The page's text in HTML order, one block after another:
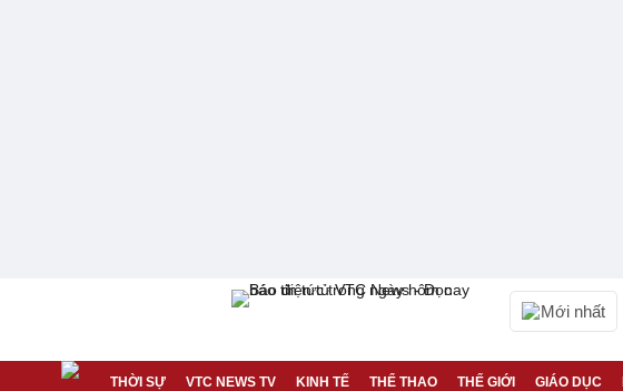
Mới nhất
THỜI SỰ VTC NEWS TV KINH TẾ THỂ THAO THẾ GIỚI GIÁO DỤC